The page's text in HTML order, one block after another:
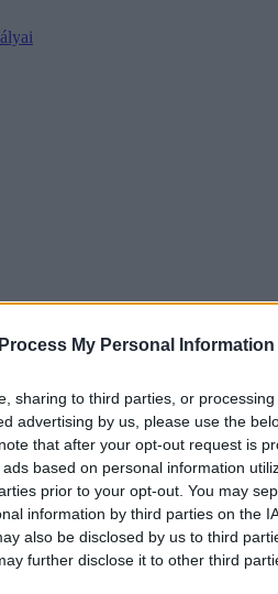
My Personal Information
sharing to third parties, or
advertising by us, please use the
that after your opt-out request is
based on personal information
prior to your opt-out. You may
information by third parties on the
also be disclosed by us to third
further disclose it to other third